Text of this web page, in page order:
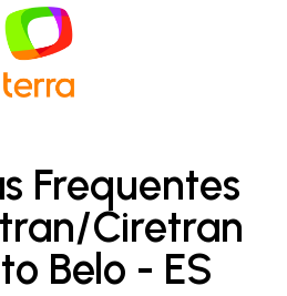
Frequentes
Ciretran
Belo - ES